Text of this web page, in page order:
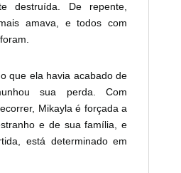
destruída. De repente,
amava, e todos com
que ela havia acabado de
sua perda. Com
Mikayla é forçada a
e de sua família, e
está determinado em